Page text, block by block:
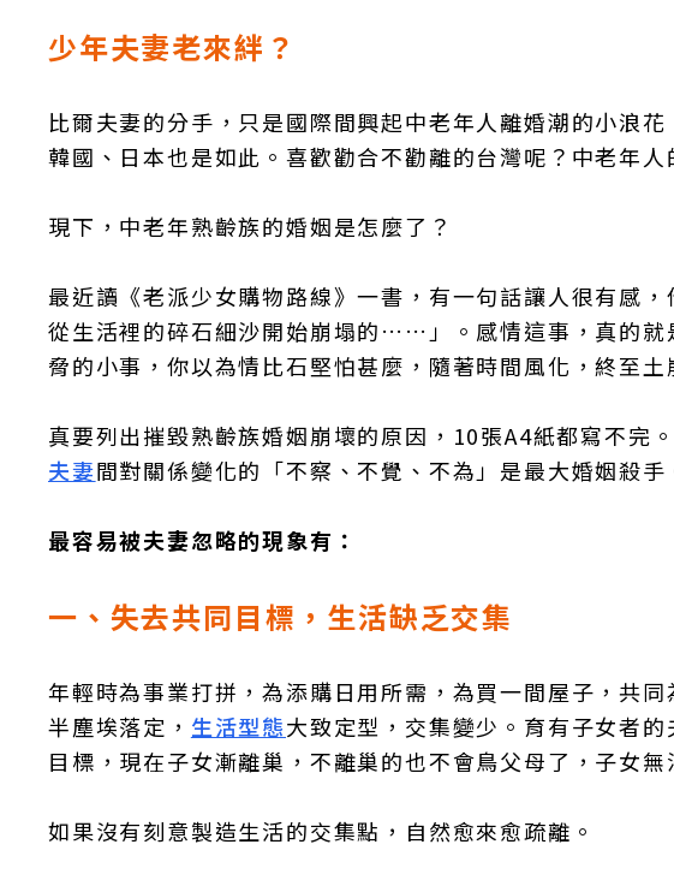
少年夫妻老來絆？
比爾夫妻的分手，只是國際間興起中老年人離婚潮的小浪
韓國、日本也是如此。喜歡勸合不勸離的台灣呢？中老年人
現下，中老年熟齡族的婚姻是怎麼了？
最近讀《老派少女購物路線》一書，有一句話讓人很有感
從生活裡的碎石細沙開始崩塌的……」。感情這事，真的就
脅的小事，你以為情比石堅怕甚麼，隨著時間風化，終至土
真要列出摧毀熟齡族婚姻崩壞的原因，10張A4紙都寫不完
夫妻間對關係變化的「不察、不覺、不為」是最大婚姻殺手
最容易被夫妻忽略的現象有：
一、失去共同目標，生活缺乏交集
年輕時為事業打拼，為添購日用所需，為買一間屋子，共
半塵埃落定， 生活型態大致定型，交集變少。育有子女者
目標，現在子女漸離巢，不離巢的也不會鳥父母了，子女無
如果沒有刻意製造生活的交集點，自然愈來愈疏離。